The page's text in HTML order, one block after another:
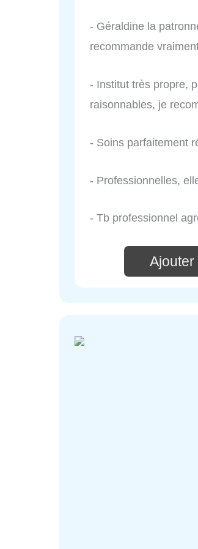
- Géraldine la
recommande
- Institut très propre,
raisonnables, je
- Soins parfaitement
- Professionnelles,
- Tb professionnel